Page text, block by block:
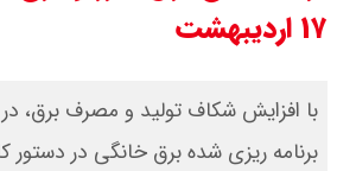
۱۷ اردیبهشت
با افزایش شکاف تولید و مصرف برق،
برنامه ریزی شده برق خانگی در دستور